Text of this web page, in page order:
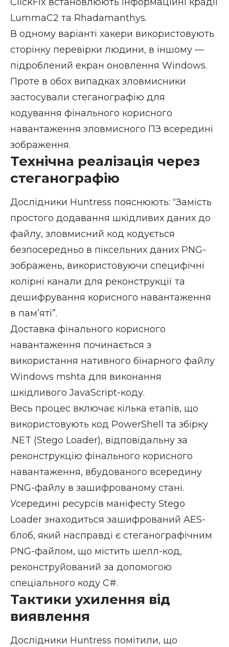
LummaC2 та Rhadamanthys.
В одному варіанті хакери використовують
сторінку перевірки людини, в іншому —
підроблений екран оновлення Windows.
Проте в обох випадках зловмисники
застосували стеганографію для
кодування фінального корисного
навантаження зловмисного ПЗ всередині
зображення.
Технічна реалізація через
стеганографію
Дослідники Huntress пояснюють: “Замість
простого додавання шкідливих даних до
файлу, зловмисний код кодується
безпосередньо в піксельних даних PNG-
зображень, використовуючи специфічні
колірні канали для реконструкції та
дешифрування корисного навантаження
в пам’яті”.
Доставка фінального корисного
навантаження починається з
використання нативного бінарного файлу
Windows mshta для виконання
шкідливого JavaScript-коду.
Весь процес включає кілька етапів, що
використовують код PowerShell та збірку
.NET (Stego Loader), відповідальну за
реконструкцію фінального корисного
навантаження, вбудованого всередину
PNG-файлу в зашифрованому стані.
Усередині ресурсів маніфесту Stego
Loader знаходиться зашифрований AES-
блоб, який насправді є стеганографічним
PNG-файлом, що містить шелл-код,
реконструйований за допомогою
спеціального коду C#.
Тактики ухилення від
виявлення
Дослідники Huntress помітили, що